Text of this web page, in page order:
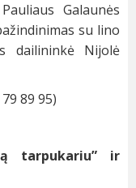
Galaunės
su lino
dailininkė Nijolė
89 95)
tarpukariu” ir